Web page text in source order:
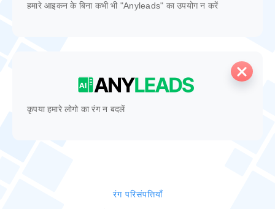
हमारे आइकन के बिना कभी भी "Anyleads" का उपयोग न करें
कृपया हमारे लोगो का रंग न बदलें
रंग परिसंपत्तियाँ